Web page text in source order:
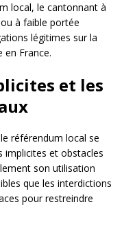
local, le cantonnant à
à faible portée
légitimes sur la
en France.
et les
référendum local se
implicites et obstacles
son utilisation
que les interdictions
pour restreindre